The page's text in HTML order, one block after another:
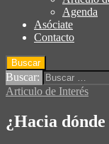
Agenda
Asóciate
Contacto
Buscar
Buscar:
Articulo de Interés
¿Hacia